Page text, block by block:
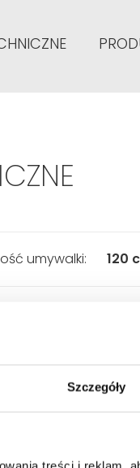
Szczegóły
umywalki: 120
Kształt: